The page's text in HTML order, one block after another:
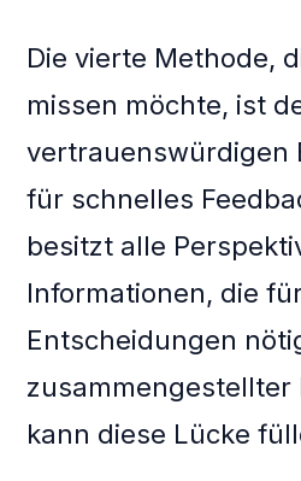
Die vierte Methode,
missen möchte, ist
vertrauenswürdigen
für schnelles
besitzt alle
Informationen, die
Entscheidungen
zusammengestellter
kann diese Lücke